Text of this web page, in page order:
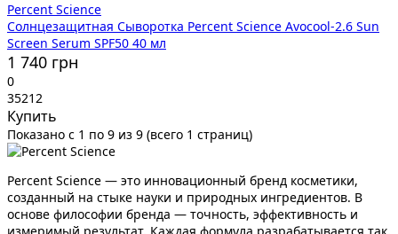
Percent Science
Солнцезащитная Сыворотка Percent Science Avocool-2.6 Sun
Screen Serum SPF50 40 мл
1 740 грн
0
35212
Купить
Показано с 1 по 9 из 9 (всего 1 страниц)
Percent Science — это инновационный бренд косметики,
созданный на стыке науки и природных ингредиентов. В
основе философии бренда — точность, эффективность и